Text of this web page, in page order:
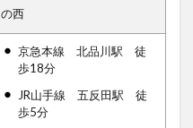
の西
京急本線 北品川駅 徒
歩18分
JR山手線 五反田駅 徒
歩5分